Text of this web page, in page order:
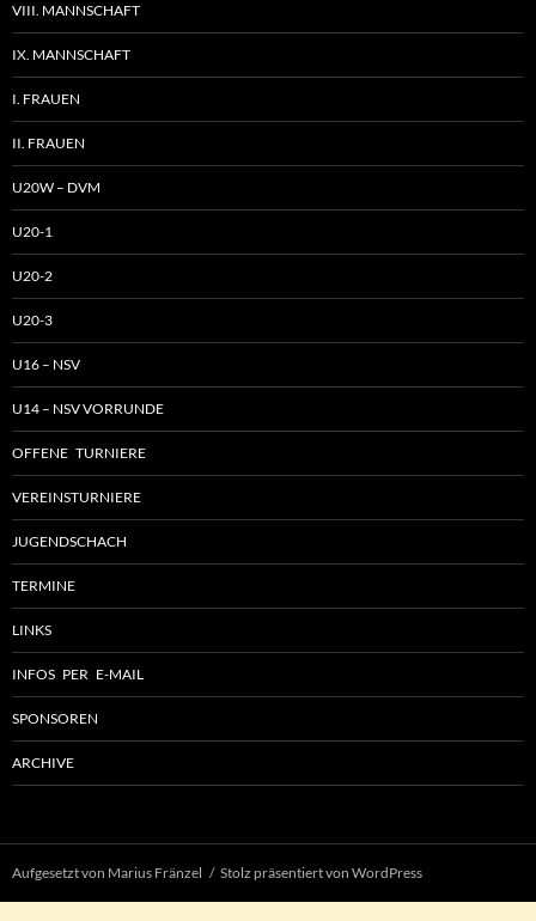
VIII. MANNSCHAFT
IX. MANNSCHAFT
I. FRAUEN
II. FRAUEN
U20W – DVM
U20-1
U20-2
U20-3
U16 – NSV
U14 – NSV VORRUNDE
OFFENE TURNIERE
VEREINSTURNIERE
JUGENDSCHACH
TERMINE
LINKS
INFOS PER E-MAIL
SPONSOREN
ARCHIVE
Aufgesetzt von Marius Fränzel Stolz präsentiert von WordPress